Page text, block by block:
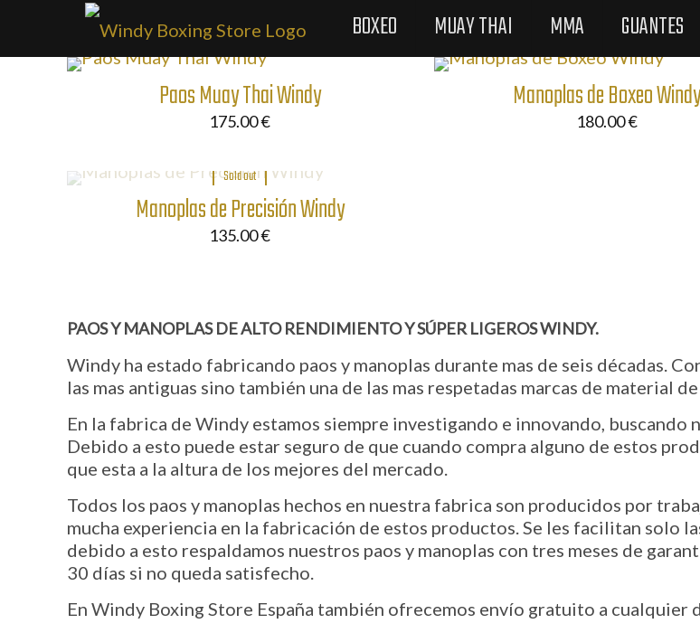
BOXEO MUAY THAI MMA GUANTES
Paos Muay Thai Windy
175.00€
Manoplas de Boxeo
180.00€
Sold out
Manoplas de Precisión Windy
135.00€
PAOS Y MANOPLAS DE ALTO RENDIMIENTO Y SÚPER LIGEROS WINDY.
Windy ha estado fabricando paos y manoplas durante mas de seis décadas.
las mas antiguas sino también una de las mas respetadas marcas de material
En la fabrica de Windy estamos siempre investigando e innovando, buscando
Debido a esto puede estar seguro de que cuando compra alguno de estos
que esta a la altura de los mejores del mercado.
Todos los paos y manoplas hechos en nuestra fabrica son producidos por
mucha experiencia en la fabricación de estos productos. Se les facilitan solo
debido a esto respaldamos nuestros paos y manoplas con tres meses de
30 días si no queda satisfecho.
En Windy Boxing Store España también ofrecemos envío gratuito a cualquier